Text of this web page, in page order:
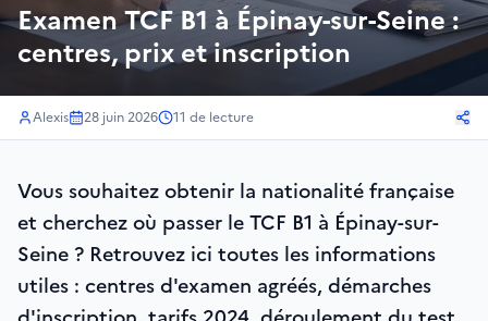
Examen TCF B1 à Épinay-sur-Seine :
centres, prix et inscription
Alexis 28 juin 2026 11 de lecture
Vous souhaitez obtenir la nationalité française
et cherchez où passer le TCF B1 à Épinay-sur-
Seine ? Retrouvez ici toutes les informations
utiles : centres d'examen agréés, démarches